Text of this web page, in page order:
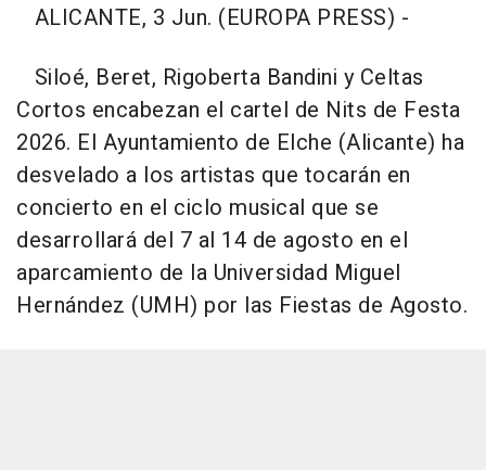
ALICANTE, 3 Jun. (EUROPA PRESS) -
Siloé, Beret, Rigoberta Bandini y Celtas
Cortos encabezan el cartel de Nits de Festa
2026. El Ayuntamiento de Elche (Alicante) ha
desvelado a los artistas que tocarán en
concierto en el ciclo musical que se
desarrollará del 7 al 14 de agosto en el
aparcamiento de la Universidad Miguel
Hernández (UMH) por las Fiestas de Agosto.